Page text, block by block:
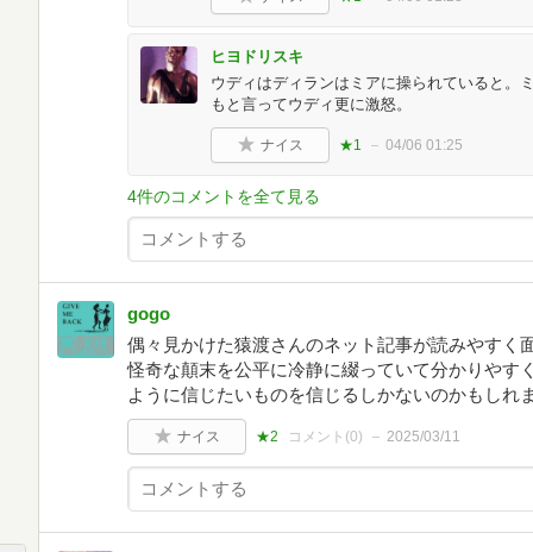
ヒヨドリスキ
ウディはディランはミアに操られていると。
もと言ってウディ更に激怒。
ナイス ★1 04/06 01:25
4件のコメントを全て見る
gogo
偶々見かけた猿渡さんのネット記事が読みやすく
怪奇な顛末を公平に冷静に綴っていて分かりやす
ように信じたいものを信じるしかないのかもしれ
ナイス ★2 コメント(0) 2025/03/11